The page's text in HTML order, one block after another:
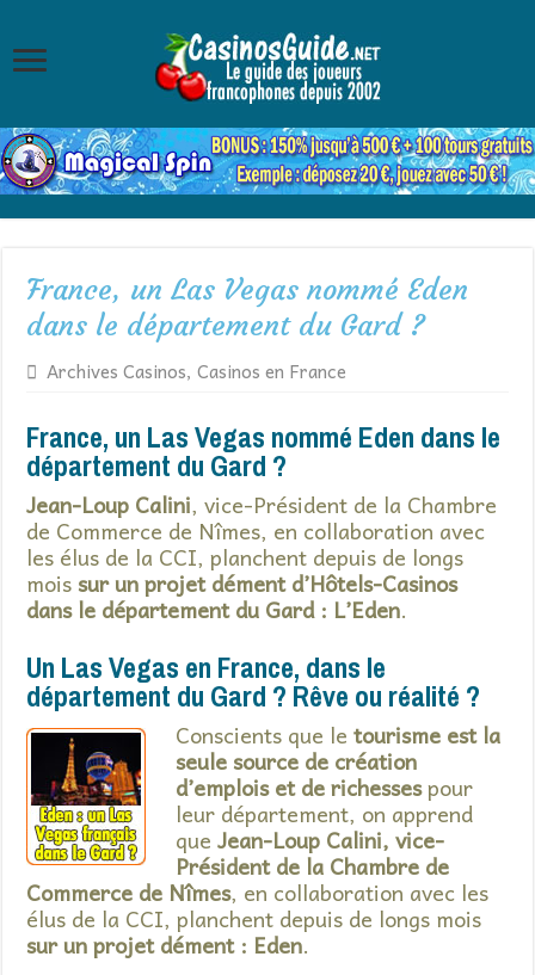
France, un Las Vegas nommé Eden
dans le département du Gard ?
Archives Casinos,Casinos en France
France, un Las Vegas nommé Eden dans le
département du Gard ?
Jean-Loup Calini, vice-Président de la Chambre
de Commerce de Nîmes, en collaboration avec
les élus de la CCI, planchent depuis de longs
mois sur un projet dément d’Hôtels-Casinos
dans le département du Gard : L’Eden.
Un Las Vegas en France, dans le
département du Gard ? Rêve ou réalité ?
Conscients que letourisme est la
seule source de création
d’emplois et de richessespour
leur département, on apprend
queJean-Loup Calini, vice-
Président de la Chambre de
Commerce de Nîmes, en collaboration avec les
élus de la CCI, planchent depuis de longs mois
sur un projet dément : Eden.